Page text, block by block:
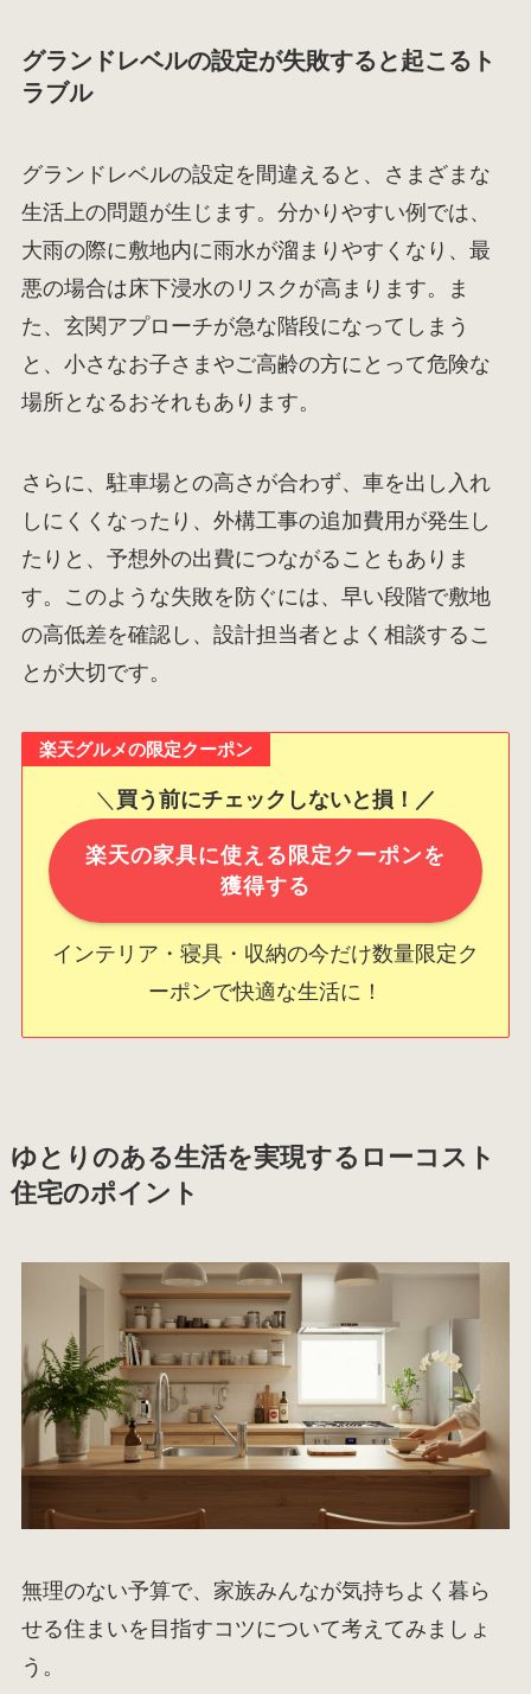
グランドレベルの設定が失敗すると起こるト
ラブル
グランドレベルの設定を間違えると、さまざまな
生活上の問題が生じます。分かりやすい例では、
大雨の際に敷地内に雨水が溜まりやすくなり、最
悪の場合は床下浸水のリスクが高まります。ま
た、玄関アプローチが急な階段になってしまう
と、小さなお子さまやご高齢の方にとって危険な
場所となるおそれもあります。
さらに、駐車場との高さが合わず、車を出し入れ
しにくくなったり、外構工事の追加費用が発生し
たりと、予想外の出費につながることもありま
す。このような失敗を防ぐには、早い段階で敷地
の高低差を確認し、設計担当者とよく相談するこ
とが大切です。
楽天グルメの限定クーポン
＼ 買う前にチェックしないと損！／
楽天の家具に使える限定クーポンを
獲得する
インテリア・寝具・収納の今だけ数量限定ク
ーポンで快適な生活に！
ゆとりのある生活を実現するローコスト
住宅のポイント
無理のない予算で、家族みんなが気持ちよく暮ら
せる住まいを目指すコツについて考えてみましょ
う。